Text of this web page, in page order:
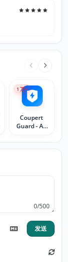
Coupert
Guard - Ad
Cash Back
Guard
1 万+
0/500
发送